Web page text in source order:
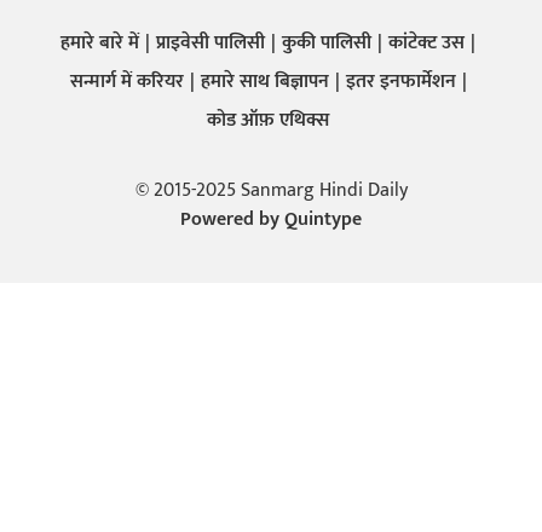
हमारे बारे में प्राइवेसी पालिसी कुकी पालिसी कांटेक्ट उस
सन्मार्ग में करियर हमारे साथ बिज्ञापन इतर इनफार्मेशन
कोड ऑफ़ एथिक्स
© 2015-2025 Sanmarg Hindi Daily
Powered byQuintype